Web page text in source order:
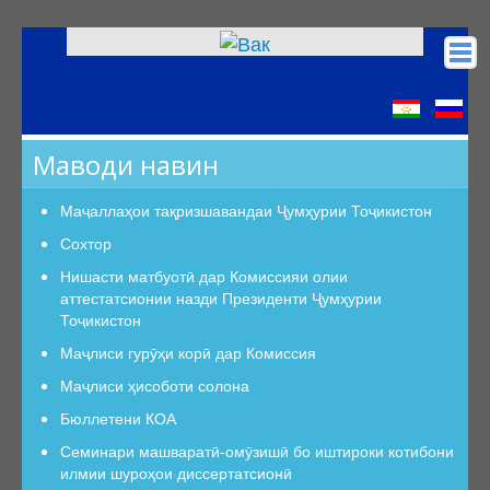
КОА
Низомномаҳо
Шуъбаи аттестатсионӣ
Шуъбаҳои аттестатсионии илмӣ
Дастурамалҳои вазифавии кормандони шуъба
Раёсат
Аъзои Раёсат
Маводи навин
Маҷаллаҳои тақризшавандаи Ҷумҳурии Тоҷикистон
Сохтор
Нишасти матбуотӣ дар Комиссияи олии
аттестатсионии назди Президенти Ҷумҳурии
Тоҷикистон
Маҷлиси гурӯҳи корӣ дар Комиссия
Маҷлиси ҳисоботи солона
Бюллетени КОА
Семинари машваратӣ-омӯзишӣ бо иштироки котибони
илмии шуроҳои диссертатсионӣ